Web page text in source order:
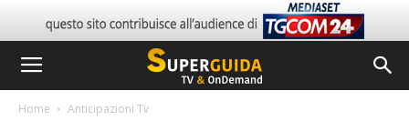
Home Anticipazioni Tv